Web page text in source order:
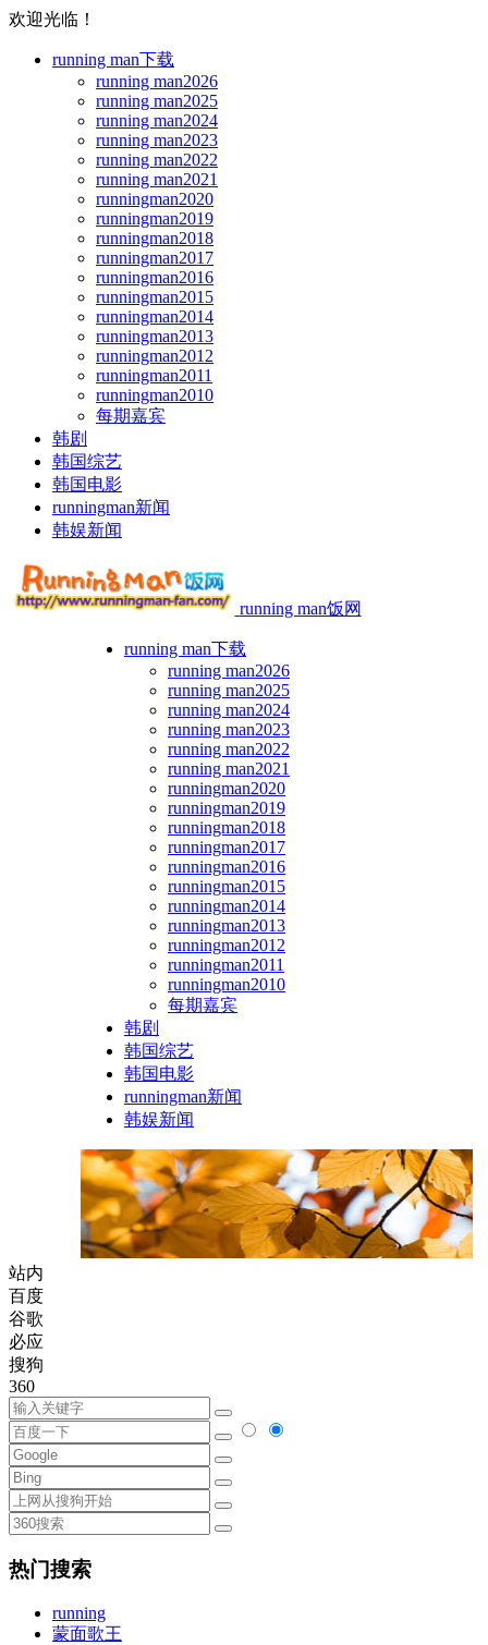
欢迎光临！
running man下载
running man2026
running man2025
running man2024
running man2023
running man2022
running man2021
runningman2020
runningman2019
runningman2018
runningman2017
runningman2016
runningman2015
runningman2014
runningman2013
runningman2012
runningman2011
runningman2010
每期嘉宾
韩剧
韩国综艺
韩国电影
runningman新闻
韩娱新闻
running man饭网
running man下载
running man2026
running man2025
running man2024
running man2023
running man2022
running man2021
runningman2020
runningman2019
runningman2018
runningman2017
runningman2016
runningman2015
runningman2014
runningman2013
runningman2012
runningman2011
runningman2010
每期嘉宾
韩剧
韩国综艺
韩国电影
runningman新闻
韩娱新闻
站内
百度
谷歌
必应
搜狗
360
热门搜索
running
蒙面歌王